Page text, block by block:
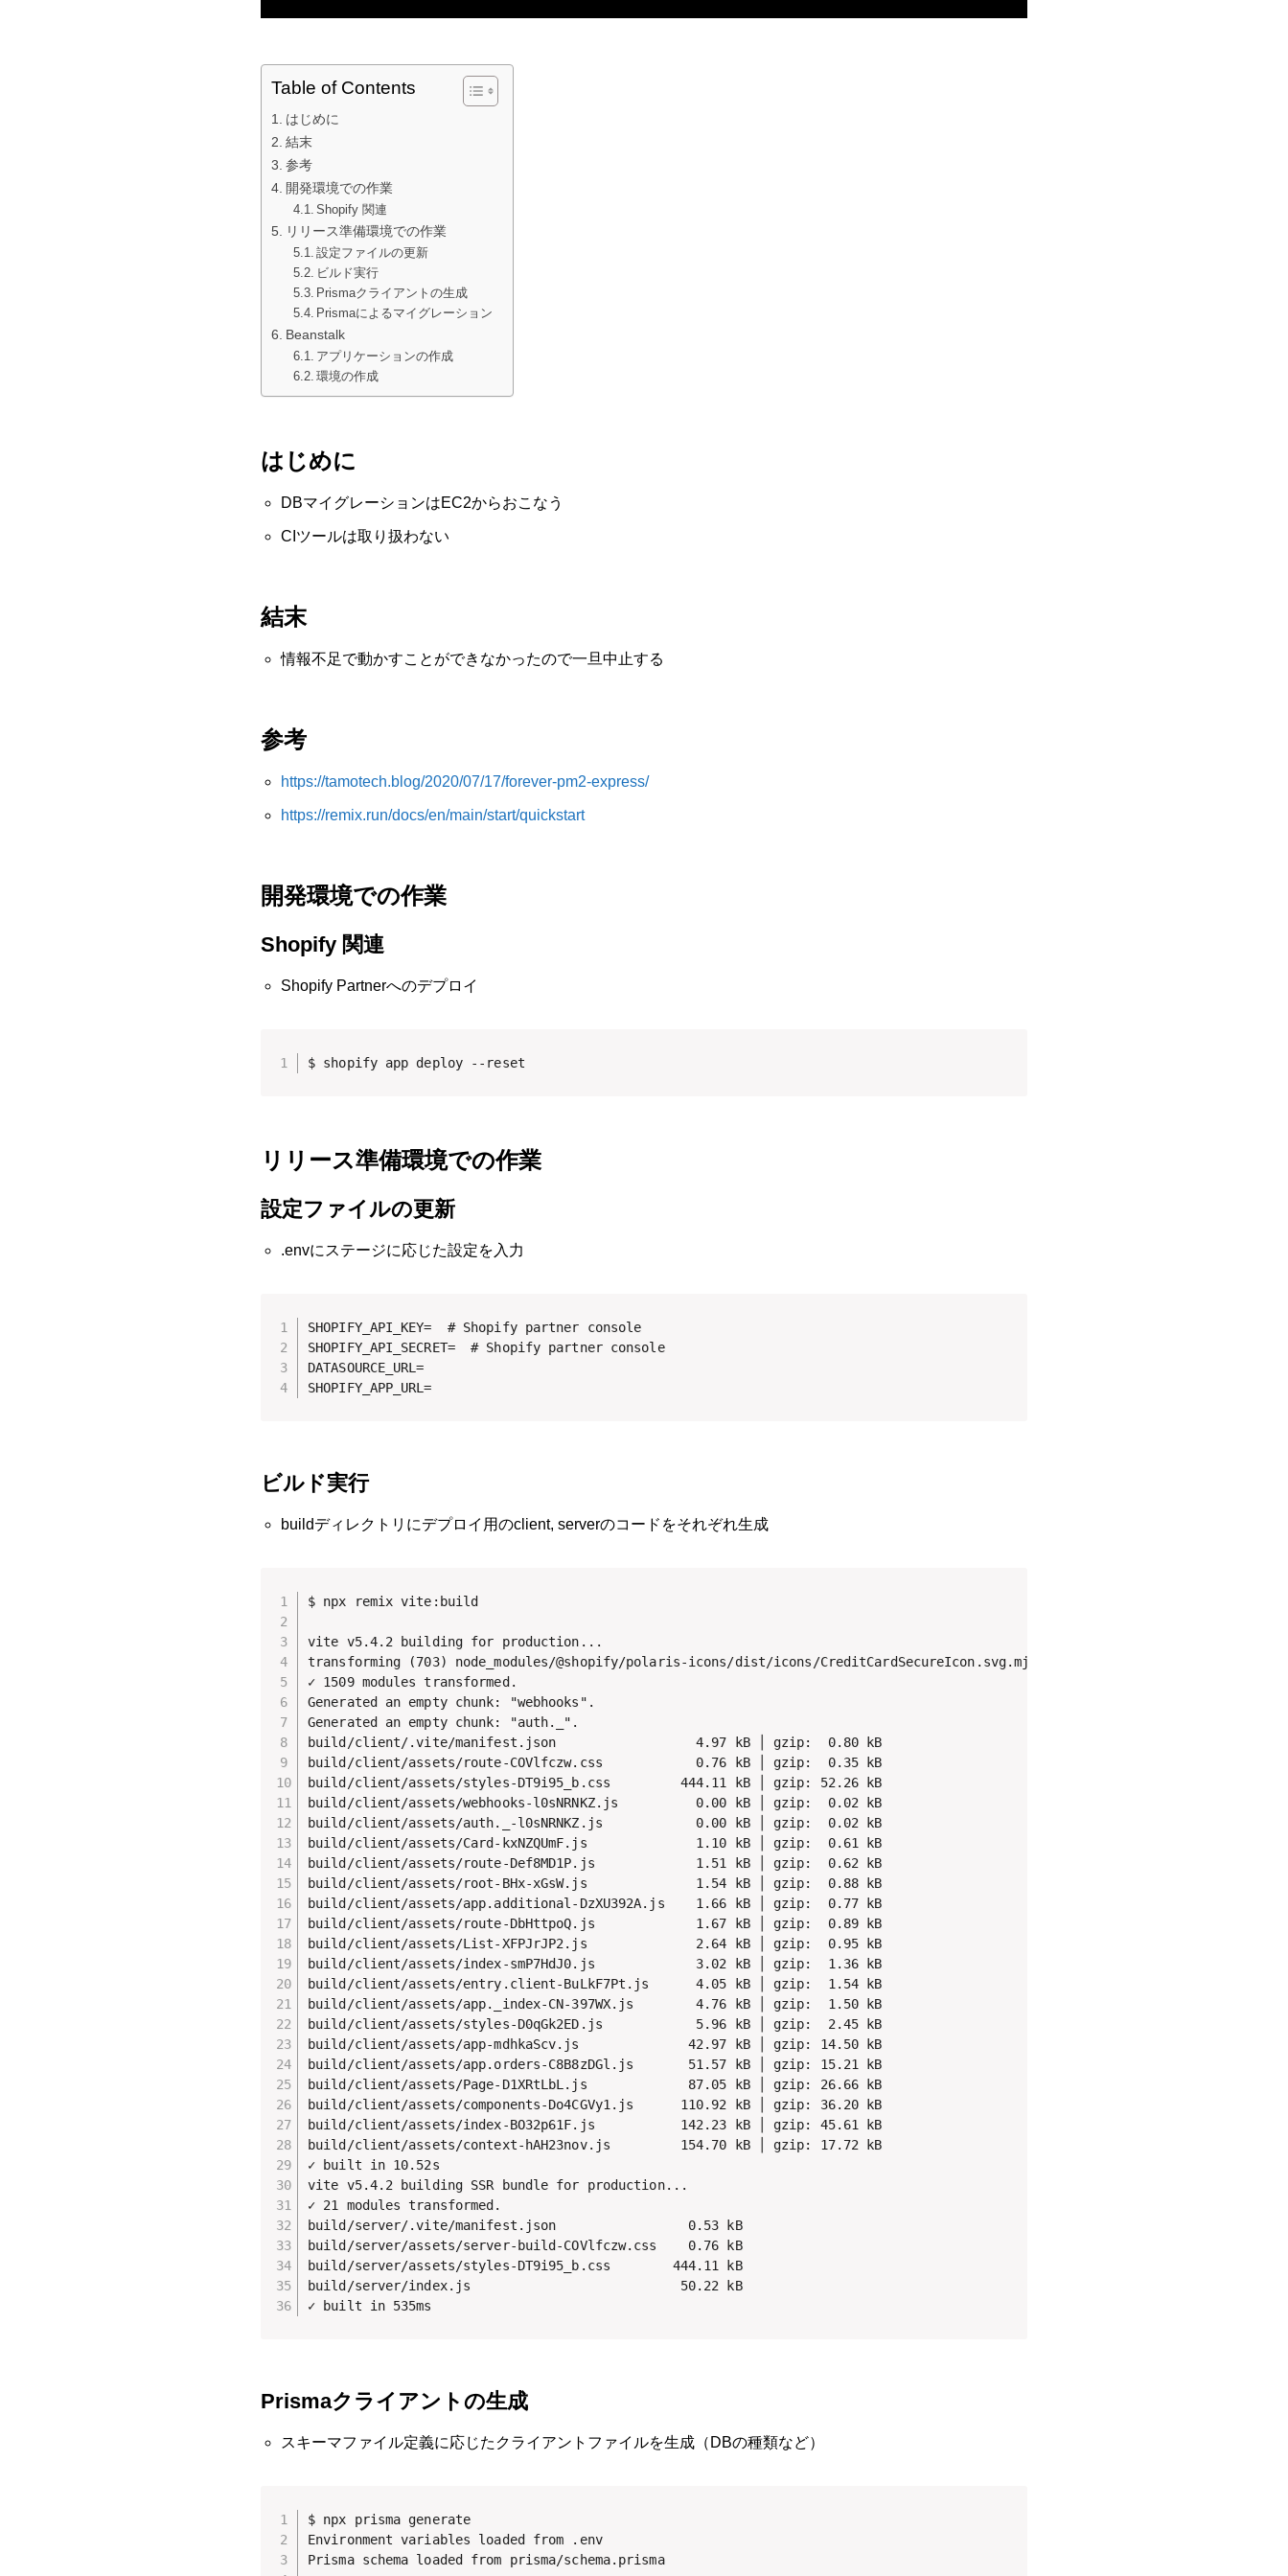
Table of Contents
はじめに
結末
参考
開発環境での作業
Shopify 関連
リリース準備環境での作業
設定ファイルの更新
ビルド実行
Prismaクライアントの生成
Prismaによるマイグレーション
Beanstalk
アプリケーションの作成
環境の作成
はじめに
DBマイグレーションはEC2からおこなう
CIツールは取り扱わない
結末
情報不足で動かすことができなかったので一旦中止する
参考
https://tamotech.blog/2020/07/17/forever-pm2-express/
https://remix.run/docs/en/main/start/quickstart
開発環境での作業
Shopify 関連
Shopify Partnerへのデプロイ
$ shopify app deploy --reset
リリース準備環境での作業
設定ファイルの更新
.envにステージに応じた設定を入力
SHOPIFY_API_KEY=  # Shopify partner console
SHOPIFY_API_SECRET=  # Shopify partner console
DATASOURCE_URL=
SHOPIFY_APP_URL=
ビルド実行
buildディレクトリにデプロイ用のclient, serverのコードをそれぞれ生成
$ npx remix vite:build
vite v5.4.2 building for production...
transforming (703) node_modules/@shopify/polaris-icons/dist/icons/CreditCardSecureIcon.svg.mjsdebug2: channel 0: window
✓ 1509 modules transformed.
Generated an empty chunk: "webhooks".
Generated an empty chunk: "auth._".
build/client/.vite/manifest.json                  4.97 kB │ gzip:  0.80 kB
build/client/assets/route-COVlfczw.css            0.76 kB │ gzip:  0.35 kB
build/client/assets/styles-DT9i95_b.css         444.11 kB │ gzip: 52.26 kB
build/client/assets/webhooks-l0sNRNKZ.js          0.00 kB │ gzip:  0.02 kB
build/client/assets/auth._-l0sNRNKZ.js            0.00 kB │ gzip:  0.02 kB
build/client/assets/Card-kxNZQUmF.js              1.10 kB │ gzip:  0.61 kB
build/client/assets/route-Def8MD1P.js             1.51 kB │ gzip:  0.62 kB
build/client/assets/root-BHx-xGsW.js              1.54 kB │ gzip:  0.88 kB
build/client/assets/app.additional-DzXU392A.js    1.66 kB │ gzip:  0.77 kB
build/client/assets/route-DbHttpoQ.js             1.67 kB │ gzip:  0.89 kB
build/client/assets/List-XFPJrJP2.js              2.64 kB │ gzip:  0.95 kB
build/client/assets/index-smP7HdJ0.js             3.02 kB │ gzip:  1.36 kB
build/client/assets/entry.client-BuLkF7Pt.js      4.05 kB │ gzip:  1.54 kB
build/client/assets/app._index-CN-397WX.js        4.76 kB │ gzip:  1.50 kB
build/client/assets/styles-D0qGk2ED.js            5.96 kB │ gzip:  2.45 kB
build/client/assets/app-mdhkaScv.js              42.97 kB │ gzip: 14.50 kB
build/client/assets/app.orders-C8B8zDGl.js       51.57 kB │ gzip: 15.21 kB
build/client/assets/Page-D1XRtLbL.js             87.05 kB │ gzip: 26.66 kB
build/client/assets/components-Do4CGVy1.js      110.92 kB │ gzip: 36.20 kB
build/client/assets/index-BO32p61F.js           142.23 kB │ gzip: 45.61 kB
build/client/assets/context-hAH23nov.js         154.70 kB │ gzip: 17.72 kB
✓ built in 10.52s
vite v5.4.2 building SSR bundle for production...
✓ 21 modules transformed.
build/server/.vite/manifest.json                 0.53 kB
build/server/assets/server-build-COVlfczw.css    0.76 kB
build/server/assets/styles-DT9i95_b.css        444.11 kB
build/server/index.js                           50.22 kB
✓ built in 535ms
Prismaクライアントの生成
スキーマファイル定義に応じたクライアントファイルを生成（DBの種類など）
$ npx prisma generate
Environment variables loaded from .env
Prisma schema loaded from prisma/schema.prisma